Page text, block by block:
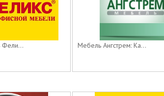
Фели... Мебель Ангстрем: Ка...